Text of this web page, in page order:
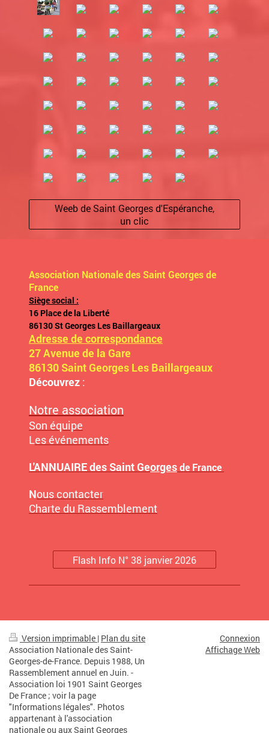
Weeb de Saint Georges d'Espéranche,
un clic
Association Nationale des Saint Georges de
France
Siège social :
16 Place de la Liberté
86130 St Georges Les Baillargeaux
Adresse de correspondance
27 Avenue de la Gare
86130 Saint Georges Les Baillargeaux
Découvrez :
Notre association
Son équipe
Les événements
L'ANNUAIRE des Saint Georgesde France
Nous contacter
Charte du Rassemblement
Flash Info N° 38 janvier 2026
Version imprimable | Plan du site
Association Nationale des Saint-
Georges-de-France. Depuis 1988, Un
Rassemblement annuel en Juin. -
Association loi 1901 Saint Georges
De France ; voir la page
"Informations légales". Photos
appartenant à l'association
nationale ou aux Saint Georges
Connexion
Affichage Web